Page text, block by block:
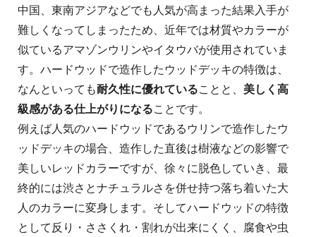
中国、東南アジアなどでも人気が高まった結果入手が
難しくなってしまったため、近年では材質やカラーが
似ているアマゾンウリンやイタウバが使用されていま
す。ハードウッドで造作したウッドデッキの特徴は、
なんといっても耐久性に優れていることと、 美しく高
級感がある仕上がりになることです。
例えば人気のハードウッドであるウリンで造作したウ
ッドデッキの場合、造作した直後は樹液などの影響で
美しいレッドカラーですが、徐々に脱色していき、最
終的には渋さとナチュラルさを併せ持つ落ち着いた大
人のカラーに変身します。そしてハードウッドの特徴
として反り・ささくれ・割れが出来にくく、腐食や虫